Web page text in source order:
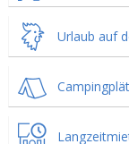
Urlaub auf